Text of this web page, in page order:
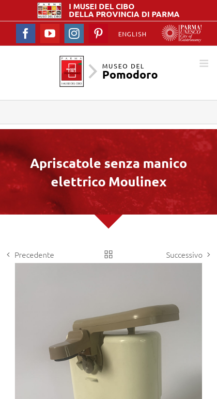
I MUSEI DELCIBO
DELLA PROVINCIA DI PARMA
ENGLISH
FacebookYouTubeInstagramPinterest
MUSEO DEL
Pomodoro
Apriscatole senza manico
elettrico Moulinex
Precedente Successivo